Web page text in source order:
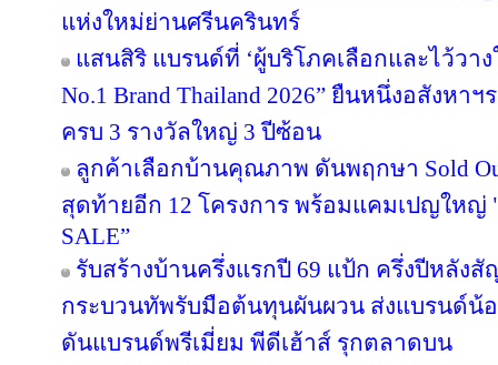
แห่งใหม่ย่านศรีนครินทร์
แสนสิริ แบรนด์ที่ ‘ผู้บริโภคเลือกและไว้วาง
No.1 Brand Thailand 2026” ยืนหนึ่งอสังหา
ครบ 3 รางวัลใหญ่ 3 ปีซ้อน
ลูกค้าเลือกบ้านคุณภาพ ดันพฤกษา Sold
สุดท้ายอีก 12 โครงการ พร้อมแคมเปญใหญ่
SALE”
รับสร้างบ้านครึ่งแรกปี 69 แป้ก ครึ่งปีหลั
กระบวนทัพรับมือต้นทุนผันผวน ส่งแบรนด์น้
ดันแบรนด์พรีเมี่ยม พีดีเฮ้าส์ รุกตลาดบน